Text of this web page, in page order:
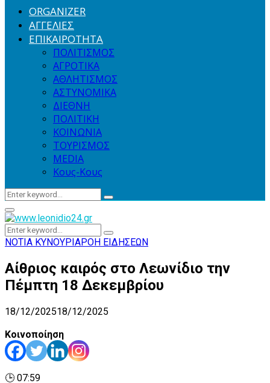
ORGANIZER
ΑΓΓΕΛΙΕΣ
ΕΠΙΚΑΙΡΟΤΗΤΑ
ΠΟΛΙΤΙΣΜΟΣ
ΑΓΡΟΤΙΚΑ
ΑΘΛΗΤΙΣΜΟΣ
ΑΣΤΥΝΟΜΙΚΑ
ΔΙΕΘΝΗ
ΠΟΛΙΤΙΚΗ
ΚΟΙΝΩΝΙΑ
ΤΟΥΡΙΣΜΟΣ
MEDIA
Κους-Κους
Search
Search
Primary
Menu
Search
for:
Search
ΝΟΤΙΑ ΚΥΝΟΥΡΙΑΡΟΗ ΕΙΔΗΣΕΩΝ
Αίθριος καιρός στο Λεωνίδιο την
Πέμπτη 18 Δεκεμβρίου
18/12/202518/12/2025
Κοινοποίηση
🕒 07:59